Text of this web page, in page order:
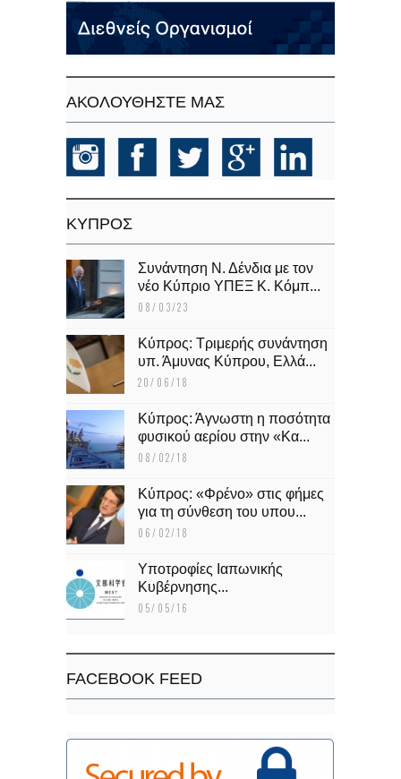
ΑΚΟΛΟΥΘΗΣΤΕ ΜΑΣ
KΥΠΡΟΣ
Συνάντηση Ν. Δένδια με τον
νέο Κύπριο ΥΠΕΞ Κ. Κόμπ...
08/03/23
Κύπρος: Τριμερής συνάντηση
υπ. Άμυνας Κύπρου, Ελλά...
20/06/18
Κύπρος: Άγνωστη η ποσότητα
φυσικού αερίου στην «Κα...
08/02/18
Κύπρος: «Φρένο» στις φήμες
για τη σύνθεση του υπου...
06/02/18
Υποτροφίες Ιαπωνικής
Κυβέρνησης...
05/05/16
FACEBOOK FEED